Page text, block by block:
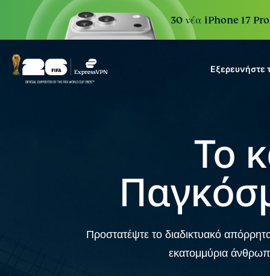
30 νέα iPhone 17
Εξερευνήστε
scale.Το
Προστατέψτε το διαδικτυακό
εκατομμύρια